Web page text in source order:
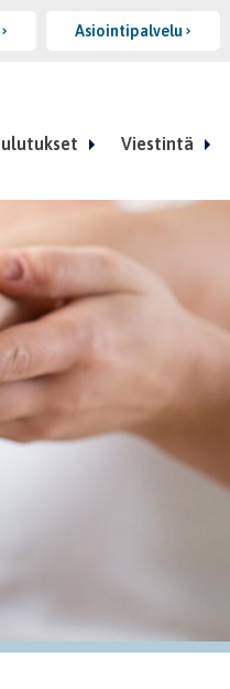
Asiointipalvelu
Viestintä